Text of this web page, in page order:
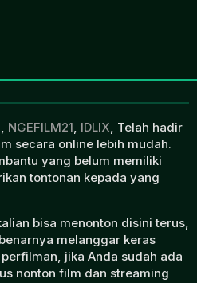
, NGEFILM21, IDLIX, Telah hadir
secara online lebih mudah.
yang belum memiliki
tontonan kepada yang
bisa menonton disini terus,
melanggar keras
jika Anda sudah ada
nonton film dan streaming